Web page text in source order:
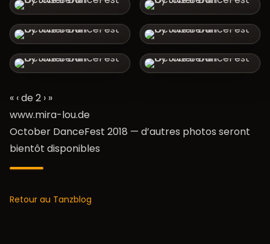
« ‹ de 2 › »
www.mira-lou.de
October DanceFest 2018 — d’autres photos seront
bientôt disponibles
Retour au Tanzblog